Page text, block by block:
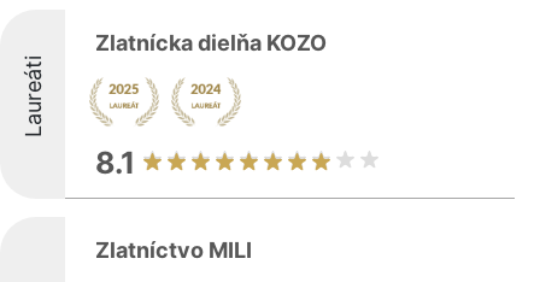
Laureáti
Zlatnícka dielňa KOZO
8.1
Zlatníctvo MILI